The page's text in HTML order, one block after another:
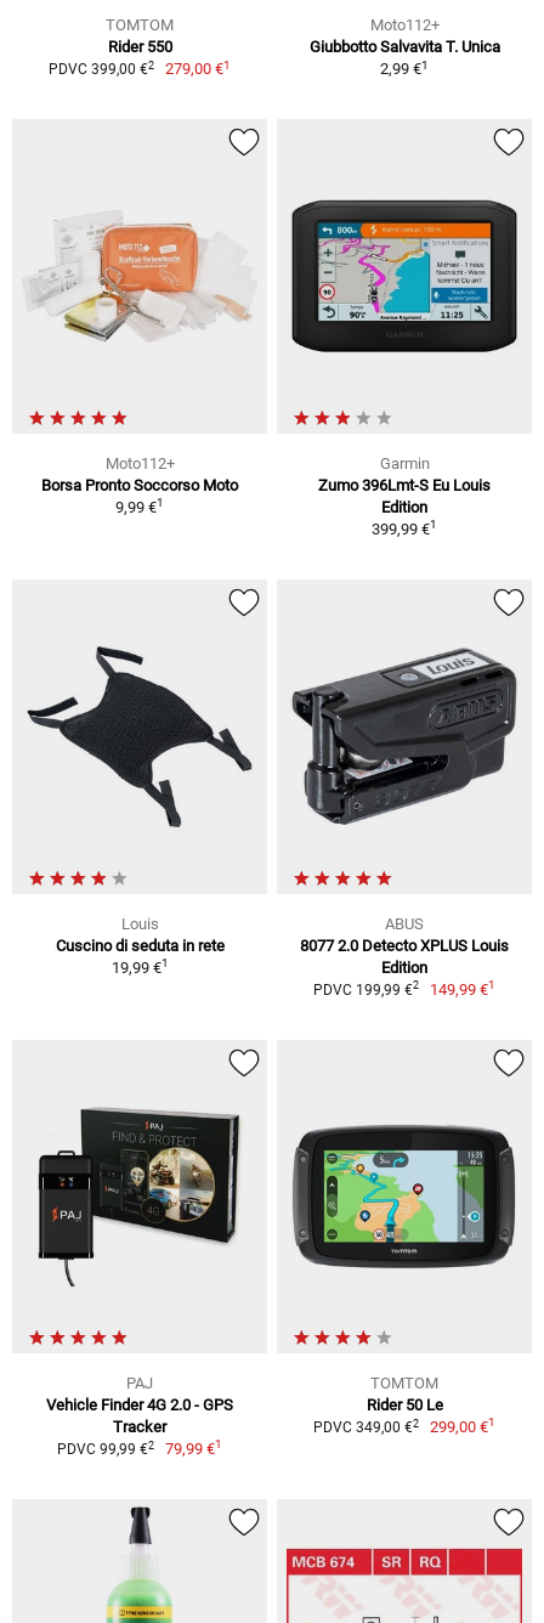
TOMTOM
Rider 550
PDVC 399,00 €2 279,00 €1
Moto112+
Giubbotto Salvavita T. Unica
2,99 €1
Moto112+
Borsa Pronto Soccorso Moto
9,99 €1
Garmin
Zumo 396Lmt-S Eu Louis
Edition
399,99 €1
Louis
Cuscino di seduta in rete
19,99 €1
ABUS
8077 2.0 Detecto XPLUS Louis
Edition
PDVC 199,99 €2 149,99 €1
PAJ
Vehicle Finder 4G 2.0 - GPS
Tracker
PDVC 99,99 €2 79,99 €1
TOMTOM
Rider 50 Le
PDVC 349,00 €2 299,00 €1